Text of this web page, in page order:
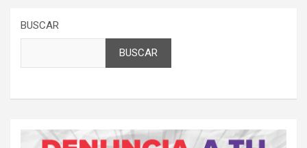
BUSCAR
BUSCAR